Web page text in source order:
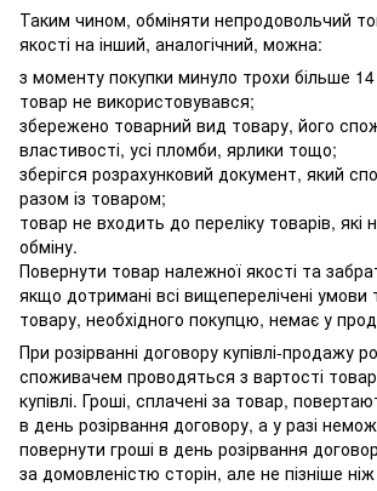
Таким чином, обміняти непродовольчий
якості на інший, аналогічний, можна:
з моменту покупки минуло трохи більше 14
товар не використовувався;
збережено товарний вид товару, його
властивості, усі пломби, ярлики тощо;
зберігся розрахунковий документ, який
разом із товаром;
товар не входить до переліку товарів, які
обміну.
Повернути товар належної якості та
якщо дотримані всі вищеперелічені умови
товару, необхідного покупцю, немає у
При розірванні договору купівлі-продажу
споживачем проводяться з вартості
купівлі. Гроші, сплачені за товар,
в день розірвання договору, а у разі
повернути гроші в день розірвання
за домовленістю сторін, але не пізніше ніж